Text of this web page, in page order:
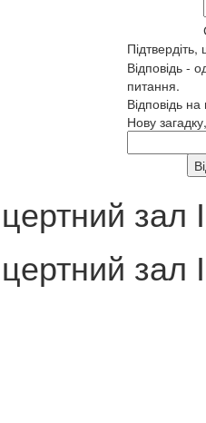
Відповідь -
питання.
Відповідь
Нову
зал
зал